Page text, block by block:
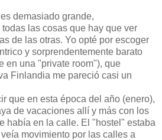
demasiado grande,
las cosas que hay que ver
de las otras. Yo opté por escoger
y sorprendentemente barato
en una "private room"), que
Finlandia me pareció casi un
que en esta época del año (enero),
de vacaciones allí y más con los
había en la calle. El "hostel" estaba
movimiento por las calles a